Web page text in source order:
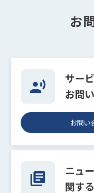
お
サー
お問
お問い
ニュ
関す